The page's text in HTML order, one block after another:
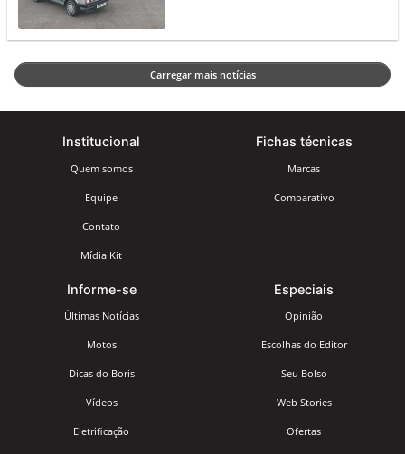
Carregar mais notícias
Institucional
Quem somos
Equipe
Contato
Mídia Kit
Fichas técnicas
Marcas
Comparativo
Informe-se
Últimas Notícias
Motos
Dicas do Boris
Vídeos
Eletrificação
Especiais
Opinião
Escolhas do Editor
Seu Bolso
Web Stories
Ofertas